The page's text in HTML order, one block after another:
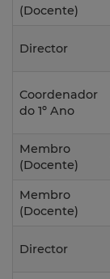
(Docente)
Director
Coordenador
do 1º Ano
Membro
(Docente)
Membro
(Docente)
Director